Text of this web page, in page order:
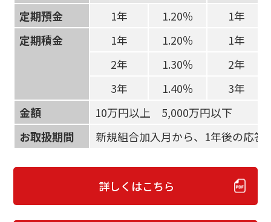
定期預金
1年 1.20％
1年
定期積金
1年 1.20％
1年
2年
1.30％
2年
3年
1.40％
3年
金額
10万円以上 5,000万円以下
お取扱期間
新規組合加入月から、1年後の応答
詳しくはこちら